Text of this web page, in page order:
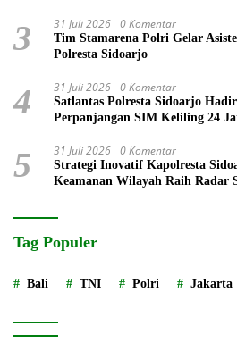
3 31 Juli 2026 0 Komentar
Tim Stamarena Polri Gelar
Polresta Sidoarjo
4 31 Juli 2026 0 Komentar
Satlantas Polresta Sidoarjo
Perpanjangan SIM Keliling 24
5 31 Juli 2026 0 Komentar
Strategi Inovatif Kapolresta
Keamanan Wilayah Raih Radar
Tag Populer
Bali TNI Polri Jakarta